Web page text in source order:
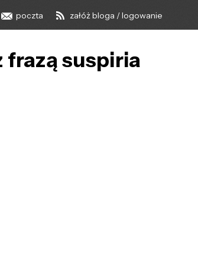
poczta załóż bloga / logowanie
frazą suspiria